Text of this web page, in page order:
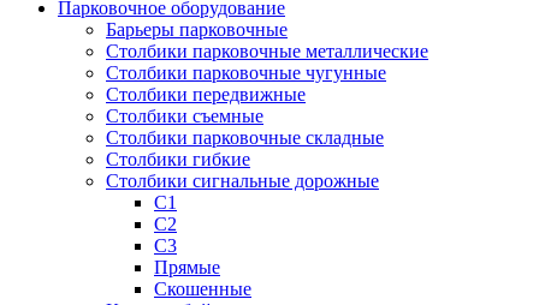
Парковочное оборудование
Барьеры парковочные
Столбики парковочные металлические
Столбики парковочные чугунные
Столбики передвижные
Столбики съемные
Столбики парковочные складные
Столбики гибкие
Столбики сигнальные дорожные
С1
С2
С3
Прямые
Скошенные